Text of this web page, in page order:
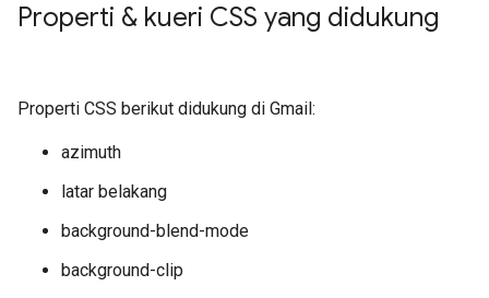
Properti & kueri CSS yang didukung
Properti CSS berikut didukung di Gmail:
azimuth
latar belakang
background-blend-mode
background-clip